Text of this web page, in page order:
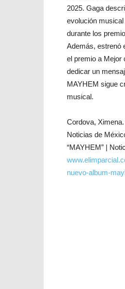
2025. Gaga
evolución
durante los
Además, estrenó
el premio a Mejor
dedicar un
MAYHEM sigue
musical.
Cordova,
Noticias de
“MAYHEM” |
nuevo-album-